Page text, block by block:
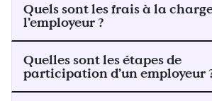
Quels sont les frais à la
l’employeur ?
Quelles sont les étapes de
participation d’un employeur